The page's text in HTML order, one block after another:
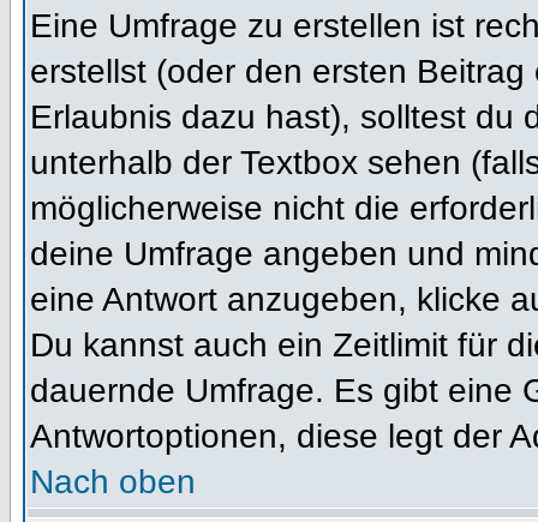
Eine Umfrage zu erstellen ist
erstellst (oder den ersten
Erlaubnis dazu hast), solltest du
unterhalb der Textbox sehen
möglicherweise nicht die
deine Umfrage angeben und
eine Antwort anzugeben, klicke
Du kannst auch ein Zeitlimit für
dauernde Umfrage. Es gibt eine
Antwortoptionen, diese legt der
Nach oben